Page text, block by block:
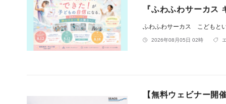
『ふわふわサーカス
ふわふわサーカス こどもと
2026年08月05日 02時
【無料ウェビナー